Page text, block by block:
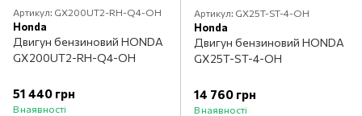
Артикул: GX200UT2-RH-Q4-OH
Honda
Двигун бензиновий HONDA
GX200UT2-RH-Q4-OH
51 440 грн
В наявності
Артикул: GX25T-ST-4-OH
Honda
Двигун бензиновий HONDA
GX25T-ST-4-OH
14 760 грн
В наявності